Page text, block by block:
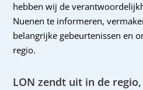
hebben wij de
Nuenen te informeren,
belangrijke gebeurtenissen en
regio.
LON zendt uit in de